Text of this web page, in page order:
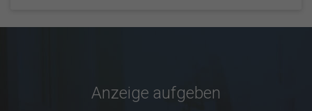
Anzeige aufgeben